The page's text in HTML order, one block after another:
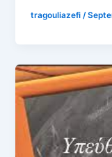
tragouliazefi /